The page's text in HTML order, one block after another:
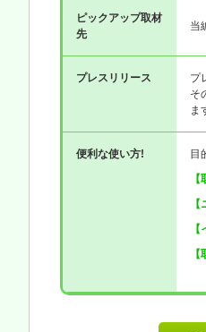
ピックアップ取材
先
当
プレスリリース
プ
そ
ま
便利な使い方!
目